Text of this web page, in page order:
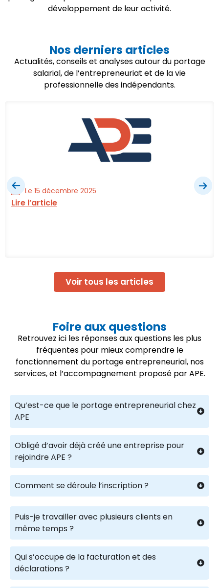
développement de leur activité.
Nos derniers articles
Actualités, conseils et analyses autour du portage
salarial, de l’entrepreneuriat et de la vie
professionnelle des indépendants.
Le 15 décembre 2025
Lire l’article
Voir tous les articles
Foire aux questions
Retrouvez ici les réponses aux questions les plus
fréquentes pour mieux comprendre le
fonctionnement du portage entrepreneurial, nos
services, et l’accompagnement proposé par APE.
Qu’est-ce que le portage entrepreneurial chez
APE
Obligé d’avoir déjà créé une entreprise pour
rejoindre APE ?
Comment se déroule l’inscription ?
Puis-je travailler avec plusieurs clients en
même temps ?
Qui s’occupe de la facturation et des
déclarations ?